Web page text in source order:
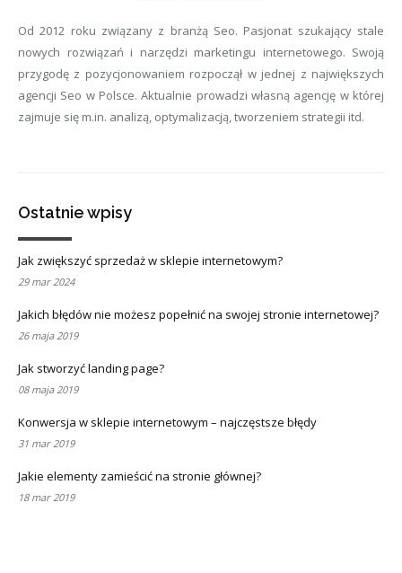
Od 2012 roku związany z branżą Seo. Pasjonat szukający stale
nowych rozwiązań i narzędzi marketingu internetowego. Swoją
przygodę z pozycjonowaniem rozpoczął w jednej z największych
agencji Seo w Polsce. Aktualnie prowadzi własną agencję w której
zajmuje się m.in. analizą, optymalizacją, tworzeniem strategii itd.
Ostatnie wpisy
Jak zwiększyć sprzedaż w sklepie internetowym?
29 mar 2024
Jakich błędów nie możesz popełnić na swojej stronie internetowej?
26 maja 2019
Jak stworzyć landing page?
08 maja 2019
Konwersja w sklepie internetowym – najczęstsze błędy
31 mar 2019
Jakie elementy zamieścić na stronie głównej?
18 mar 2019